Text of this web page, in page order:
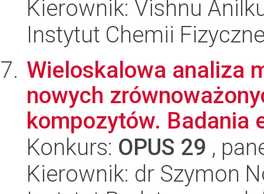
Kierownik: Vishnu
Instytut Chemii
Wieloskalowa analiza
nowych
kompozytów. Badania
Konkurs: OPUS 29 ,
Kierownik: dr Szymon